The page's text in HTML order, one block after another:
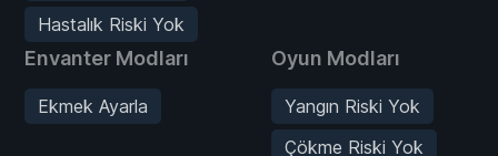
Hastalık Riski Yok
Envanter Modları
Ekmek Ayarla
Oyun Modları
Yangın Riski Yok
Çökme Riski Yok